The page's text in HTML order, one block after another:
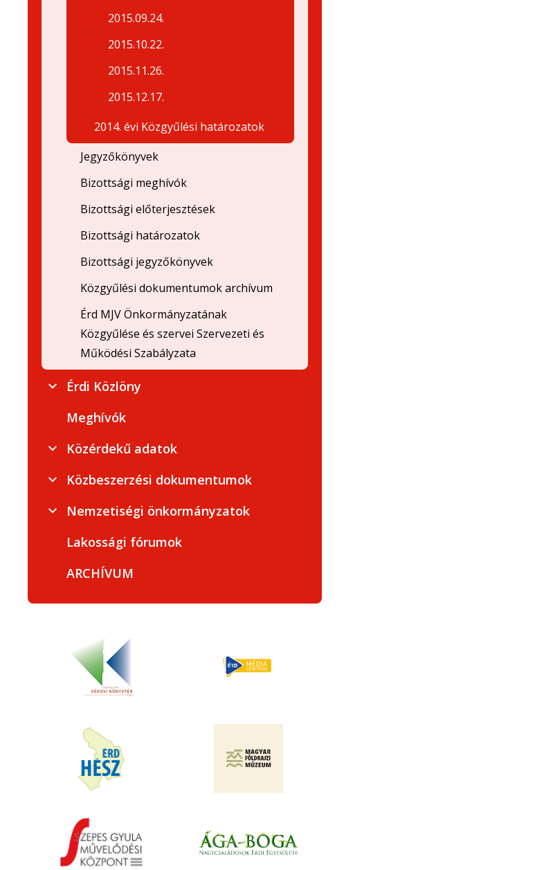
2015.09.24.
2015.10.22.
2015.11.26.
2015.12.17.
2014. évi Közgyűlési határozatok
Jegyzőkönyvek
Bizottsági meghívók
Bizottsági előterjesztések
Bizottsági határozatok
Bizottsági jegyzőkönyvek
Közgyűlési dokumentumok archívum
Érd MJV Önkormányzatának
Közgyűlése és szervei Szervezeti és
Működési Szabályzata
Érdi Közlöny
Meghívók
Közérdekű adatok
Közbeszerzési dokumentumok
Nemzetiségi önkormányzatok
Lakossági fórumok
ARCHÍVUM